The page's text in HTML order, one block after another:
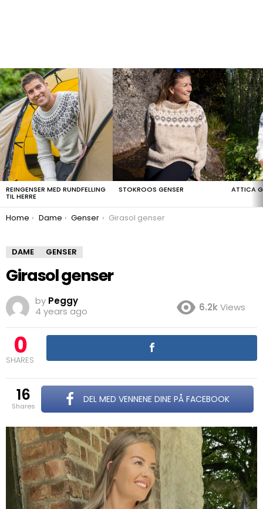
LATEST
STORIES
REINGENSER MED RUNDFELLING
TIL HERRE
STOKROOS GENSER ATTICA
You are here:
Home Dame Genser Girasol genser
DAME GENSER
Girasol genser
by Peggy
4 years ago
6.2kViews
0
SHARES
16
shares
DEL MED VENNENE DINE PÅ FACEBOOK